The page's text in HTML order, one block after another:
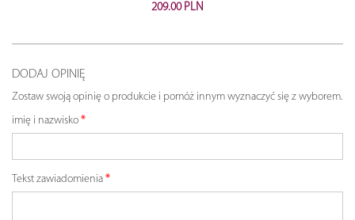
209.00 PLN
DODAJ OPINIĘ
Zostaw swoją opinię o produkcie i pomóż innym wyznaczyć się z wyborem.
imię i nazwisko
Tekst zawiadomienia